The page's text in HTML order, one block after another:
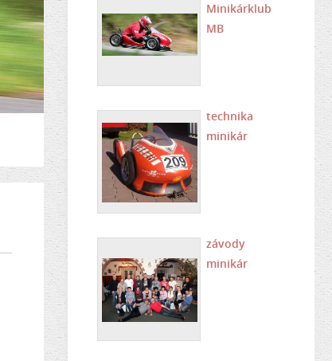
Minikárklub
MB
technika
minikár
závody
minikár